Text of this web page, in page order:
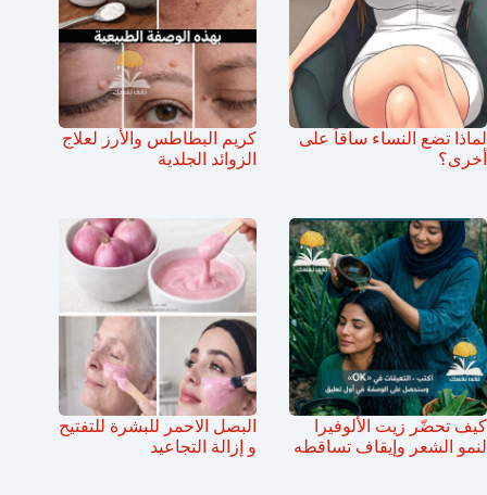
لماذا تضع النساء ساقاً على
أخرى؟
كريم البطاطس والأرز لعلاج
الزوائد الجلدية
كيف تحضّر زيت الألوفيرا
لنمو الشعر وإيقاف تساقطه
البصل الاحمر للبشرة للتفتيح
و إزالة التجاعيد